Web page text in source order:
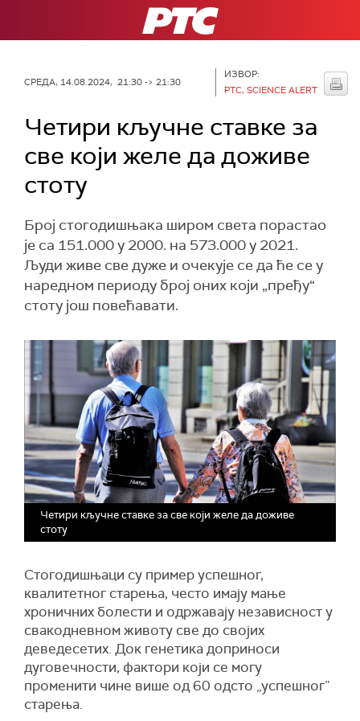
РТС
СРЕДА, 14.08.2024, 21:30 -> 21:30
ИЗВОР:
РТС, SCIENCE ALERT
Четири кључне ставке за
све који желе да доживе
стоту
Број стогодишњака широм света порастао
је са 151.000 у 2000. на 573.000 у 2021.
Људи живе све дуже и очекује се да ће се у
наредном периоду број оних који „пређу“
стоту још повећавати.
Четири кључне ставке за све који желе да доживе
стоту
Стогодишњаци су пример успешног,
квалитетног старења, често имају мање
хроничних болести и одржавају независност у
свакодневном животу све до својих
деведесетих. Док генетика доприноси
дуговечности, фактори који се могу
променити чине више од 60 одсто „успешног”
старења.